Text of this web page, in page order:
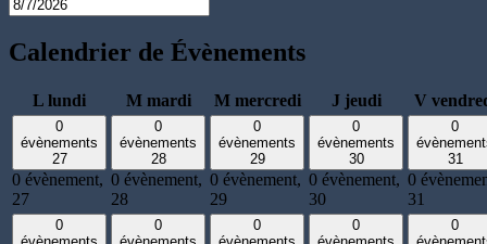
Calendrier de Évènements
L lundi M mardi M mercredi J jeudi V
0
évènements
27
0 évènement,
27
0
évènements
28
0 évènement,
28
0
évènements
29
0 évènement,
29
0
évènements
30
0 évènement,
30
0
31
0
31
0
0
0
0
0